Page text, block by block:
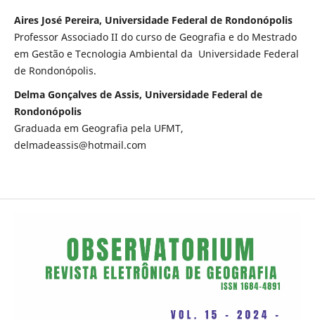
Aires José Pereira, Universidade Federal de Rondonópolis
Professor Associado II do curso de Geografia e do Mestrado
em Gestão e Tecnologia Ambiental da Universidade Federal
de Rondonópolis.
Delma Gonçalves de Assis, Universidade Federal de
Rondonópolis
Graduada em Geografia pela UFMT,
delmadeassis@hotmail.com